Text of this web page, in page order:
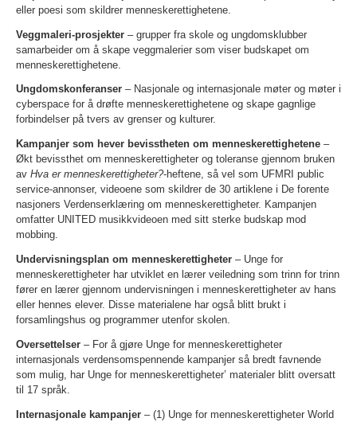
eller poesi som skildrer menneskerettighetene.
Veggmaleri-prosjekter – grupper fra skole og ungdomsklubber
samarbeider om å skape veggmalerier som viser budskapet om
menneskerettighetene.
Ungdomskonferanser – Nasjonale og internasjonale møter og møter i
cyberspace for å drøfte menneskerettighetene og skape gagnlige
forbindelser på tvers av grenser og kulturer.
Kampanjer som hever bevisstheten om menneskerettighetene –
Økt bevissthet om menneskerettigheter og toleranse gjennom bruken
av Hva er menneskerettigheter?-heftene, så vel som UFMRI public
service-annonser, videoene som skildrer de 30 artiklene i De forente
nasjoners Verdenserklæring om menneskerettigheter. Kampanjen
omfatter UNITED musikkvideoen med sitt sterke budskap mod
mobbing.
Undervisningsplan om menneskerettigheter – Unge for
menneskerettigheter har utviklet en lærer veiledning som trinn for trinn
fører en lærer gjennom undervisningen i menneskerettigheter av hans
eller hennes elever. Disse materialene har også blitt brukt i
forsamlingshus og programmer utenfor skolen.
Oversettelser – For å gjøre Unge for menneskerettigheter
internasjonals verdensomspennende kampanjer så bredt favnende
som mulig, har Unge for menneskerettigheter’ materialer blitt oversatt
til 17 språk.
Internasjonale kampanjer – (1) Unge for menneskerettigheter World